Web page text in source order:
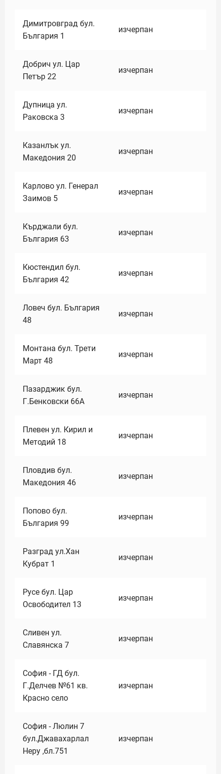
Димитровград бул.
България 1
изчерпан
Добрич ул. Цар
Петър 22
изчерпан
Дупница ул.
Раковска 3
изчерпан
Казанлък ул.
Македония 20
изчерпан
Карлово ул. Генерал
Заимов 5
изчерпан
Кърджали бул.
България 63
изчерпан
Кюстендил бул.
България 42
изчерпан
Ловеч бул. България
48
изчерпан
Монтана бул. Трети
Март 48
изчерпан
Пазарджик бул.
Г.Бенковски 66А
изчерпан
Плевен ул. Кирил и
Методий 18
изчерпан
Пловдив бул.
Македония 46
изчерпан
Попово бул.
България 99
изчерпан
Разград ул.Хан
Кубрат 1
изчерпан
Русе бул. Цар
Освободител 13
изчерпан
Сливен ул.
Славянска 7
изчерпан
София - ГД бул.
Г.Делчев №61 кв.
Красно село
изчерпан
София - Люлин 7
бул.Джавахарлал
Неру ,бл.751
изчерпан